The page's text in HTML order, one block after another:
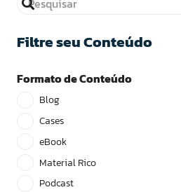
Filtre seu Conteúdo
Formato de Conteúdo
Blog
Cases
eBook
Material Rico
Podcast